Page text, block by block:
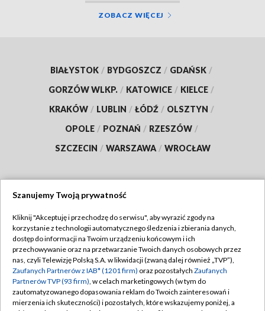
ZOBACZ WIĘCEJ
BIAŁYSTOK / BYDGOSZCZ / GDAŃSK /
GORZÓW WLKP. / KATOWICE / KIELCE /
KRAKÓW / LUBLIN / ŁÓDŹ / OLSZTYN /
OPOLE / POZNAŃ / RZESZÓW /
SZCZECIN / WARSZAWA / WROCŁAW
TVP
Abonament TVP
Emisja w TVP
Centrum informacji TVP
Naziemna Telewizja Cyfrowa
Regulamin TVP
Polityka prywatności
Moje zgody
Szanujemy Twoją prywatność
Kliknij "Akceptuję i przechodzę do serwisu", aby wyrazić zgody na
korzystanie z technologii automatycznego śledzenia i zbierania danych,
dostęp do informacji na Twoim urządzeniu końcowym i ich
przechowywanie oraz na przetwarzanie Twoich danych osobowych przez
nas, czyli Telewizję Polską S.A. w likwidacji (zwaną dalej również „TVP”),
Zaufanych Partnerów z IAB* (1201 firm) oraz pozostałych Zaufanych
Partnerów TVP (93 firm), w celach marketingowych (w tym do
zautomatyzowanego dopasowania reklam do Twoich zainteresowań i
mierzenia ich skuteczności) i pozostałych, które wskazujemy poniżej, a